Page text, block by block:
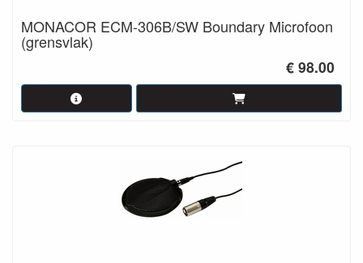
MONACOR ECM-306B/SW Boundary Microfoon
(grensvlak)
€ 98.00